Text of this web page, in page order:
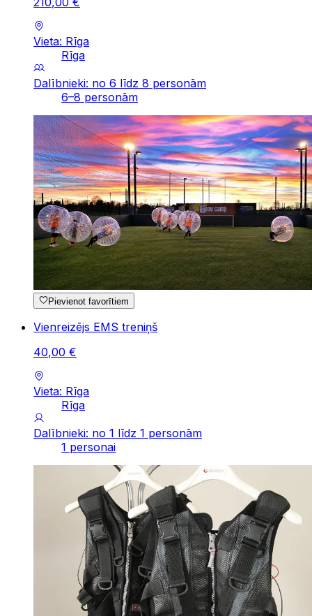
Vieta: Rīga
Rīga
Dalībnieki: no 6 līdz 8 personām
6–8 personām
Pievienot favorītiem
Vienreizējs EMS treniņš
40,00 €
Vieta: Rīga
Rīga
Dalībnieki: no 1 līdz 1 personām
1 personai